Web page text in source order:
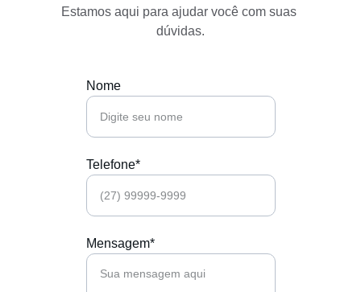
Nome
Telefone*
Mensagem*
Estamos aqui para ajudar você com suas
dúvidas.